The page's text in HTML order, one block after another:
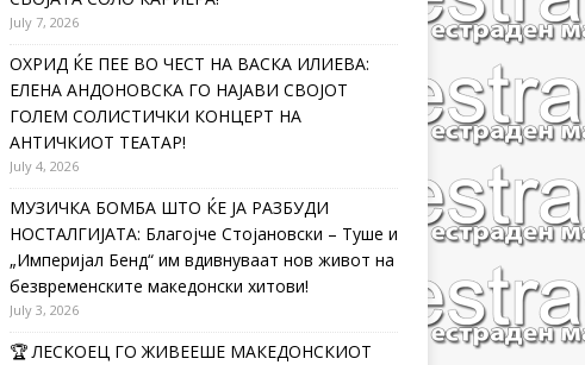
July 7, 2026
ОХРИД ЌЕ ПЕЕ ВО ЧЕСТ НА ВАСКА ИЛИЕВА:
ЕЛЕНА АНДОНОВСКА ГО НАЈАВИ СВОЈОТ
ГОЛЕМ СОЛИСТИЧКИ КОНЦЕРТ НА
АНТИЧКИОТ ТЕАТАР!
July 4, 2026
МУЗИЧКА БОМБА ШТО ЌЕ ЈА РАЗБУДИ
НОСТАЛГИЈАТА: Благојче Стојановски – Туше и
„Империјал Бенд“ им вдивнуваат нов живот на
безвременските македонски хитови!
July 3, 2026
🏆 ЛЕСКОЕЦ ГО ЖИВЕЕШЕ МАКЕДОНСКИОТ